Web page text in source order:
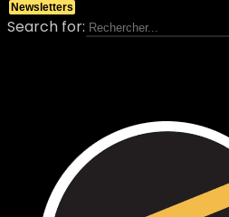
Search for:
Newsletters